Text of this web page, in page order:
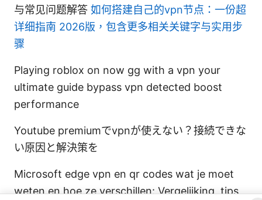
与常见问题解答 如何搭建自己的vpn节点：一份超
详细指南 2026版，包含更多相关关键字与实用步
骤
Playing roblox on now gg with a vpn your
ultimate guide bypass vpn detected boost
performance
Youtube premiumでvpnが使えない？接続できな
い原因と解決策を
Microsoft edge vpn en qr codes wat je moet
weten en hoe ze verschillen: Vergelijking, tips